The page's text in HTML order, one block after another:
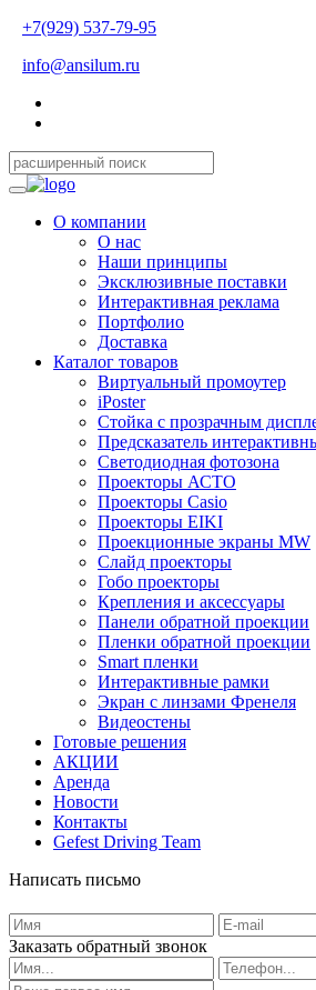
+7(929) 537-79-95
info@ansilum.ru
О компании
О нас
Наши принципы
Эксклюзивные поставки
Интерактивная реклама
Портфолио
Доставка
Каталог товаров
Виртуальный промоутер
iPoster
Стойка с прозрачным
Предсказатель
Светодиодная фотозона
Проекторы АСТО
Проекторы Casio
Проекторы EIKI
Проекционные экраны MW
Слайд проекторы
Гобо проекторы
Крепления и аксессуары
Панели обратной проекции
Пленки обратной проекции
Smart пленки
Интерактивные рамки
Экран с линзами Френеля
Видеостены
Готовые решения
АКЦИИ
Аренда
Новости
Контакты
Gefest Driving Team
Написать письмо
Заказать обратный звонок